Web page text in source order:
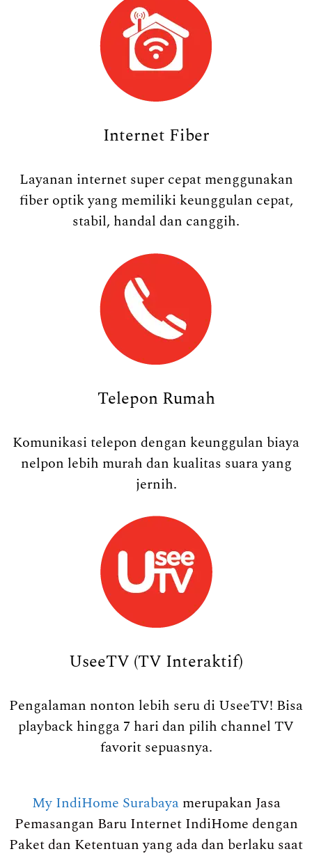
Internet Fiber
Layanan internet super cepat menggunakan
fiber optik yang memiliki keunggulan cepat,
stabil, handal dan canggih.
Telepon Rumah
Komunikasi telepon dengan keunggulan biaya
nelpon lebih murah dan kualitas suara yang
jernih.
UseeTV (TV Interaktif)
Pengalaman nonton lebih seru di UseeTV! Bisa
playback hingga 7 hari dan pilih channel TV
favorit sepuasnya.
My IndiHome Surabayamerupakan Jasa
Pemasangan Baru Internet IndiHome dengan
Paket dan Ketentuan yang ada dan berlaku saat